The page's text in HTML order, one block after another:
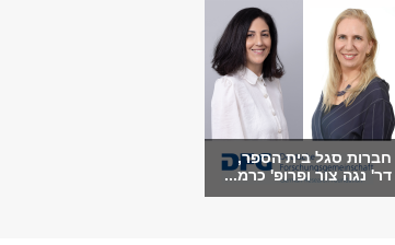
חברות סגל בית הספר,
דר' נגה צור ופרופ' כרמ...